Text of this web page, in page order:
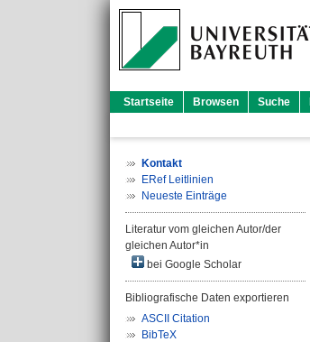
Startseite Browsen Suche
Kontakt
ERef Leitlinien
Neueste Einträge
Literatur vom gleichen Autor/der
gleichen Autor*in
bei Google Scholar
Bibliografische Daten exportieren
ASCII Citation
BibTeX